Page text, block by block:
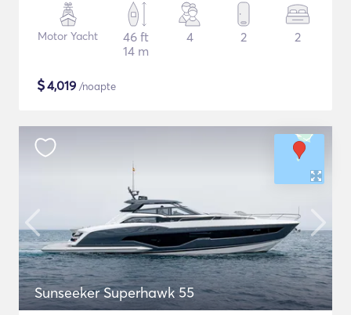
Motor Yacht
46 ft
14 m
4 2 2
$4,019 /noapte
Sunseeker Superhawk 55